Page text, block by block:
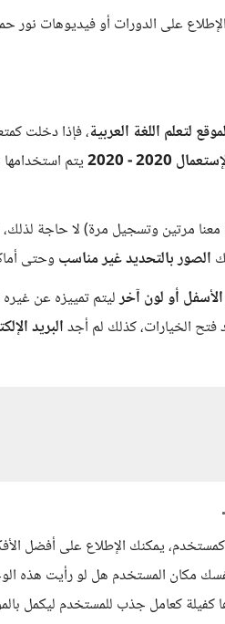
على الدورات أو فيديوهات
لتعلم اللغة العربية، فإذا دخلت
2020 - 2020
يتم
مرتين وتسجيل مرة) لا حاجة
الصور بالتحديد غير مناسب وحتى
ليتم تمييزه عن
الخيارات، كذلك لم أجدالبريد
يمكنك الإطلاع على أفضل
مكان المستخدم هل لو رأيت هذه
كعامل جذب للمستخدم ليكمل